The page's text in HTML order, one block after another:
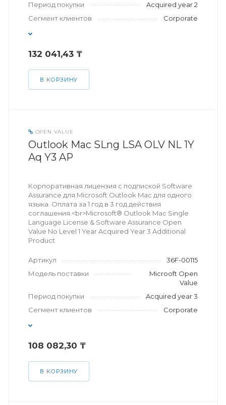
Период покупки
Acquired year 2
Сегмент клиентов
Corporate
132 041,43 ₸
В КОРЗИНУ
OPEN VALUE
Outlook Mac SLng LSA OLV NL 1Y
Aq Y3 AP
Корпоративная лицензия с подпиской Software
Assurance для Microsoft Outlook Mac для одного
языка. Оплата за 1 год в 3 год действия
соглашения.<br>Microsoft® Outlook Mac Single
Language License & Software Assurance Open
Value No Level 1 Year Acquired Year 3 Additional
Product
Артикул
36F-00115
Модель поставки
Microoft Open
Value
Период покупки
Acquired year 3
Сегмент клиентов
Corporate
108 082,30 ₸
В КОРЗИНУ